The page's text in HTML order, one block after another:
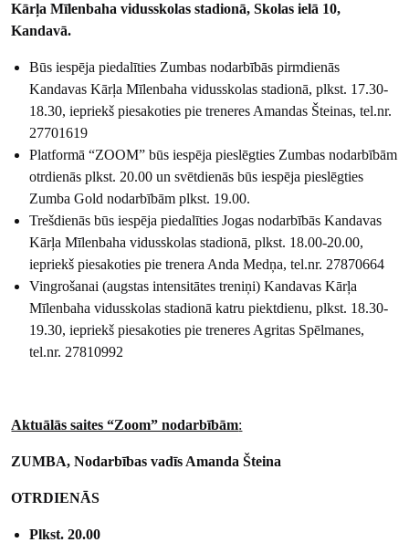
Kārļa Mīlenbaha vidusskolas stadionā, Skolas ielā 10,
Kandavā.
Būs iespēja piedalīties Zumbas nodarbībās pirmdienās
Kandavas Kārļa Mīlenbaha vidusskolas stadionā, plkst. 17.30-
18.30, iepriekš piesakoties pie treneres Amandas Šteinas, tel.nr.
27701619
Platformā “ZOOM” būs iespēja pieslēgties Zumbas nodarbībām
otrdienās plkst. 20.00 un svētdienās būs iespēja pieslēgties
Zumba Gold nodarbībām plkst. 19.00.
Trešdienās būs iespēja piedalīties Jogas nodarbībās Kandavas
Kārļa Mīlenbaha vidusskolas stadionā, plkst. 18.00-20.00,
iepriekš piesakoties pie trenera Anda Medņa, tel.nr. 27870664
Vingrošanai (augstas intensitātes treniņi) Kandavas Kārļa
Mīlenbaha vidusskolas stadionā katru piektdienu, plkst. 18.30-
19.30, iepriekš piesakoties pie treneres Agritas Spēlmanes,
tel.nr. 27810992
Aktuālās saites “Zoom” nodarbībām:
ZUMBA, Nodarbības vadīs Amanda Šteina
OTRDIENĀS
Plkst. 20.00